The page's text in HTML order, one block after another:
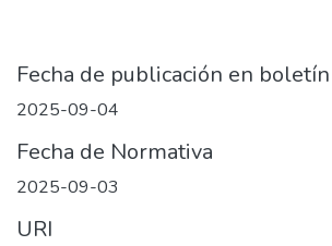
Fecha de publicación en boletín
2025-09-04
Fecha de Normativa
2025-09-03
URI